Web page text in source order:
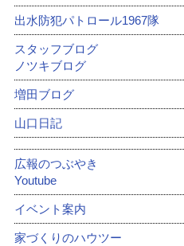
出水防犯パトロール1967隊
スタッフブログ
ノツキブログ
増田ブログ
山口日記
広報のつぶやき
Youtube
イベント案内
家づくりのハウツー